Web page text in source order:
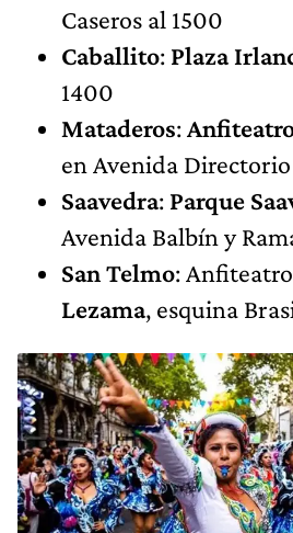
Caseros al 1500
Caballito: Plaza
1400
Mataderos:
en Avenida
Saavedra: Parque
Avenida Balbín y
San Telmo:
Lezama, esquina